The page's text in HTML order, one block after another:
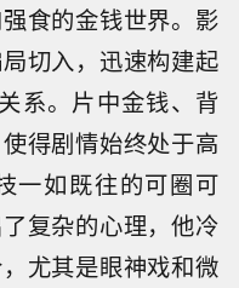
食的金钱世界。影
切入，迅速构建起
系。片中金钱、背
得剧情始终处于高
一如既往的可圈可
复杂的心理，他冷
尤其是眼神戏和微